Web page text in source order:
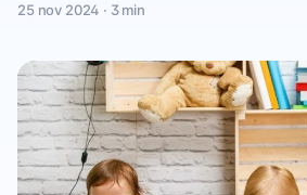
25 nov 2024 · 3 min